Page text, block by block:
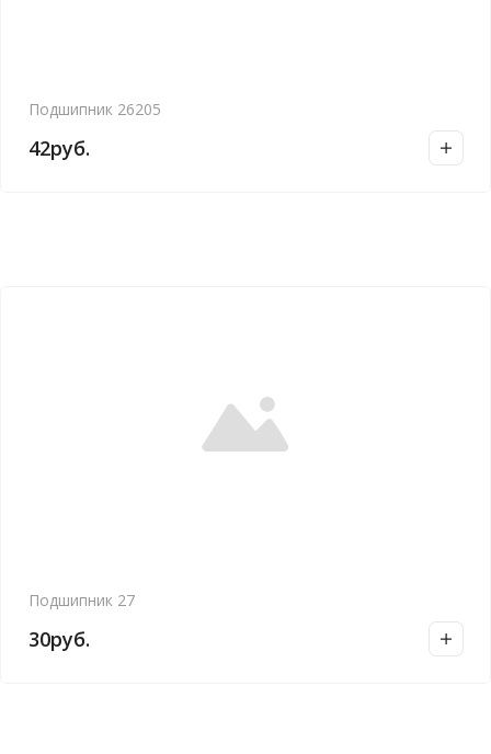
Подшипник 26205
42руб.
Подшипник 27
30руб.